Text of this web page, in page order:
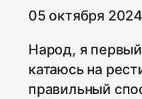
05 октября
Народ, я
катаюсь на
правильный